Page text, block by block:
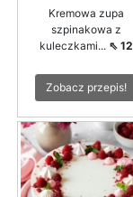
Kremowa zupa
szpinakowa z
kuleczkami... ⇖ 12
Zobacz przepis!